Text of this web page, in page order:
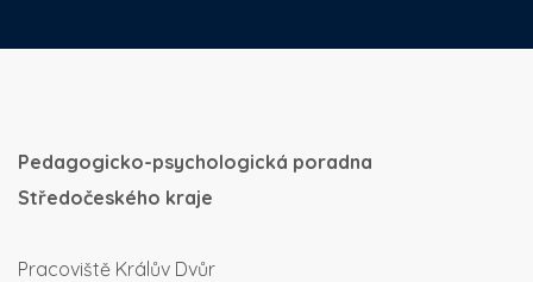
Pedagogicko-psychologická poradna
Středočeského kraje
Pracoviště Králův Dvůr